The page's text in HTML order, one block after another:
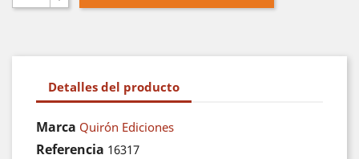
Detalles del producto
Marca Quirón Ediciones
Referencia 16317